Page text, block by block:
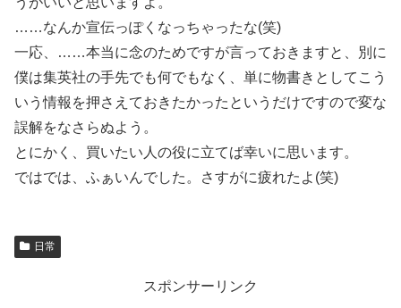
……なんか宣伝っぽくなっちゃったな(笑)
一応、……本当に念のためですが言っておきますと、別に
僕は集英社の手先でも何でもなく、単に物書きとしてこう
いう情報を押さえておきたかったというだけですので変な
誤解をなさらぬよう。
とにかく、買いたい人の役に立てば幸いに思います。
ではでは、ふぁいんでした。さすがに疲れたよ(笑)
日常
スポンサーリンク